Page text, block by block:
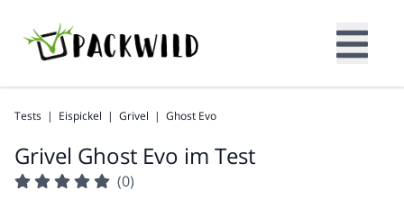
Tests | Eispickel | Grivel | Ghost Evo
Grivel Ghost Evo im Test
(0)